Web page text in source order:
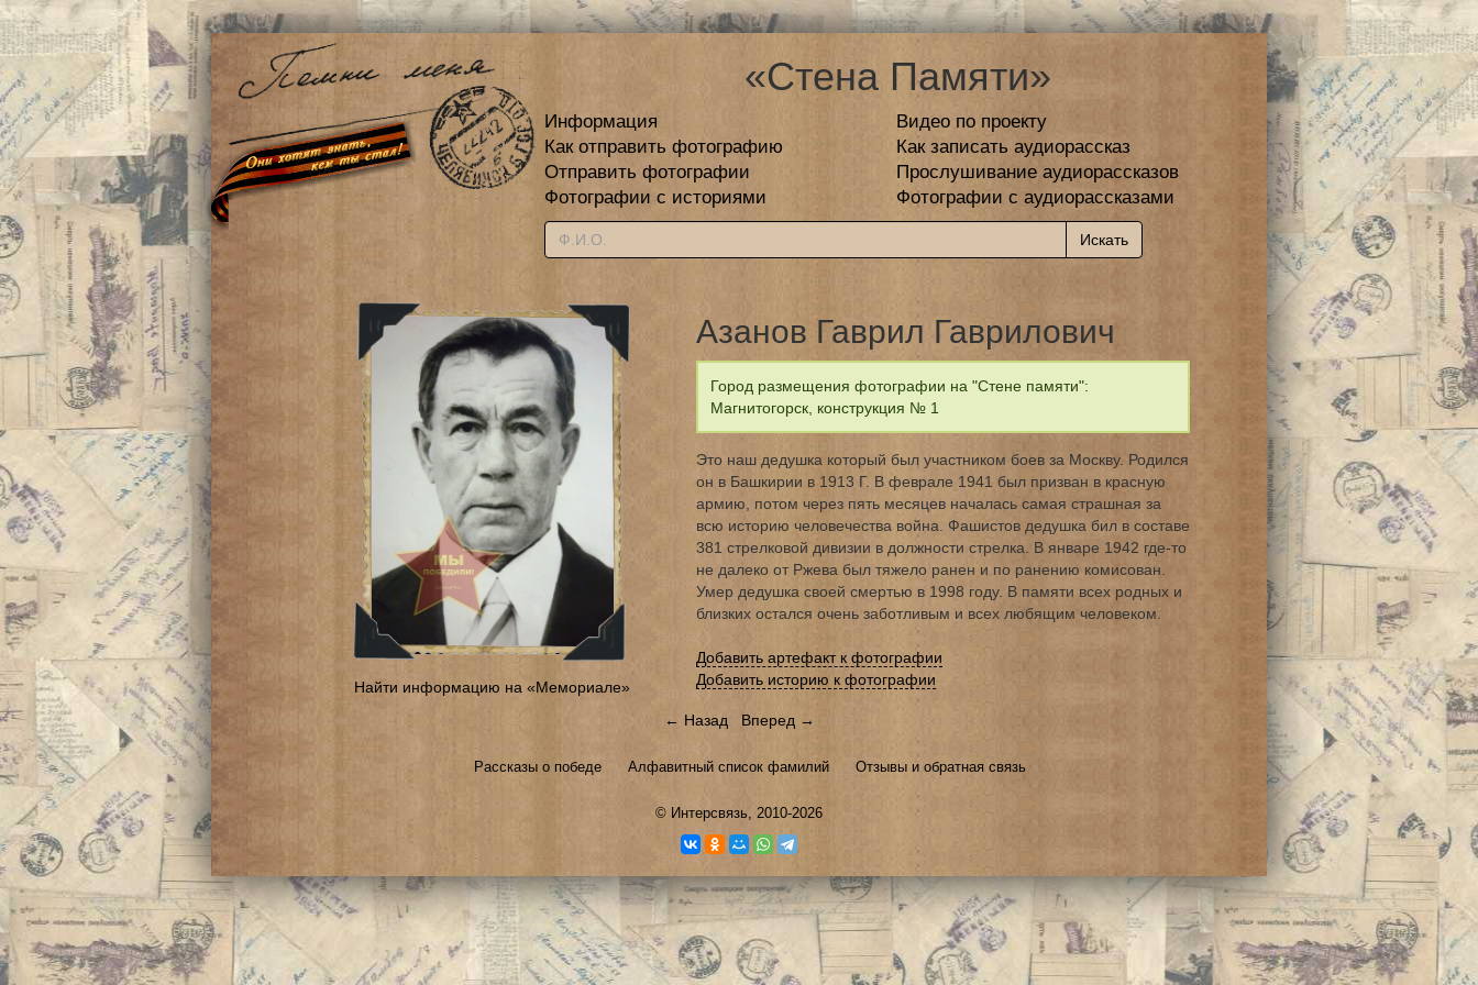
«Стена Памяти»
Информация
Видео по проекту
Как отправить фотографию
Как записать аудиорассказ
Отправить фотографии
Прослушивание аудиорассказов
Фотографии с историями
Фотографии с аудиорассказами
Найти информацию на «Мемориале»
Азанов Гаврил Гаврилович
Город размещения фотографии на "Стене памяти":
Магнитогорск, конструкция № 1
Это наш дедушка который был участником боев за Москву. Родился
он в Башкирии в 1913 Г. В феврале 1941 был призван в красную
армию, потом через пять месяцев началась самая страшная за
всю историю человечества война. Фашистов дедушка бил в составе
381 стрелковой дивизии в должности стрелка. В январе 1942 где-то
не далеко от Ржева был тяжело ранен и по ранению комисован.
Умер дедушка своей смертью в 1998 году. В памяти всех родных и
близких остался очень заботливым и всех любящим человеком.
Добавить артефакт к фотографии
Добавить историю к фотографии
← Назад Вперед →
Рассказы о победе Алфавитный список фамилий Отзывы и обратная связь
© Интерсвязь, 2010-2026